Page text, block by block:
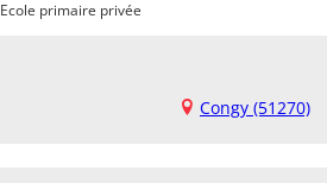
Ecole primaire privée
Congy (51270)